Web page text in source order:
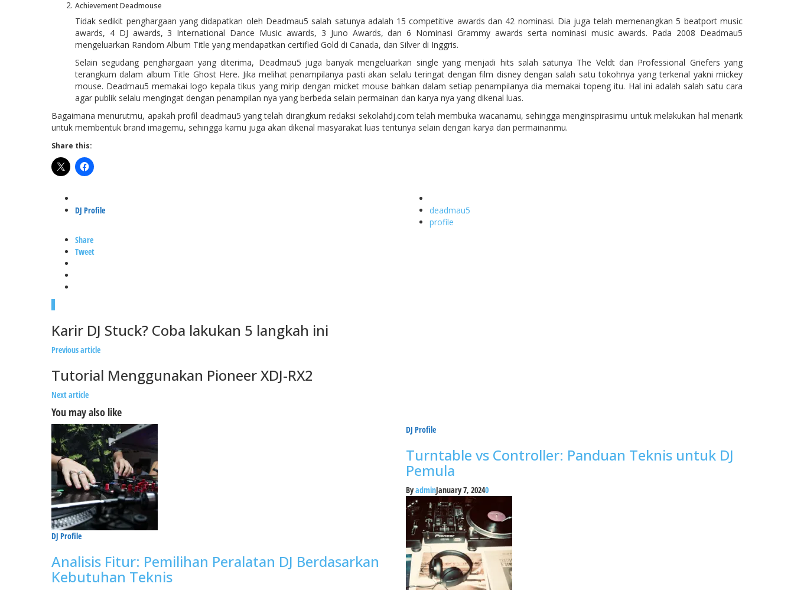
Achievement Deadmouse
Tidak sedikit penghargaan yang didapatkan oleh Deadmau5 salah satunya adalah 15 competitive awards dan 42 nominasi. Dia juga telah memenangkan 5 beatport music
awards, 4 DJ awards, 3 International Dance Music awards, 3 Juno Awards, dan 6 Nominasi Grammy awards serta nominasi music awards. Pada 2008 Deadmau5
mengeluarkan Random Album Title yang mendapatkan certified Gold di Canada, dan Silver di Inggris.
Selain segudang penghargaan yang diterima, Deadmau5 juga banyak mengeluarkan single yang menjadi hits salah satunya The Veldt dan Professional Griefers yang
terangkum dalam album Title Ghost Here. Jika melihat penampilanya pasti akan selalu teringat dengan film disney dengan salah satu tokohnya yang terkenal yakni mickey
mouse. Deadmau5 memakai logo kepala tikus yang mirip dengan micket mouse bahkan dalam setiap penampilanya dia memakai topeng itu. Hal ini adalah salah satu cara
agar publik selalu mengingat dengan penampilan nya yang berbeda selain permainan dan karya nya yang dikenal luas.
Bagaimana menurutmu, apakah profil deadmau5 yang telah dirangkum redaksi sekolahdj.com telah membuka wacanamu, sehingga menginspirasimu untuk melakukan hal menarik
untuk membentuk brand imagemu, sehingga kamu juga akan dikenal masyarakat luas tentunya selain dengan karya dan permainanmu.
Share this:
in
DJ Profile
with
deadmau5
profile
Share
Tweet
Karir DJ Stuck? Coba lakukan 5 langkah ini
Previous article
Tutorial Menggunakan Pioneer XDJ-RX2
Next article
You may also like
DJ Profile
Analisis Fitur: Pemilihan Peralatan DJ Berdasarkan
Kebutuhan Teknis
DJ Profile
Turntable vs Controller: Panduan Teknis untuk DJ
Pemula
ByadminJanuary 7, 20240